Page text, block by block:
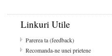
Linkuri Utile
Parerea ta (feedback)
Recomanda-ne unei prietene